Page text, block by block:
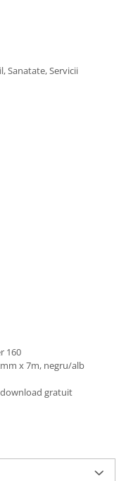
Sanatate, Servicii
160
x 7m, negru/alb
gratuit